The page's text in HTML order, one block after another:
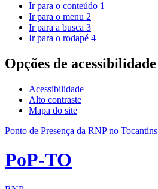
Ir para o conteúdo 1
Ir para o menu 2
Ir para a busca 3
Ir para o rodapé 4
Opções de acessibilidade
Acessibilidade
Alto contraste
Mapa do site
Ponto de Presença da RNP no Tocantins
PoP-TO